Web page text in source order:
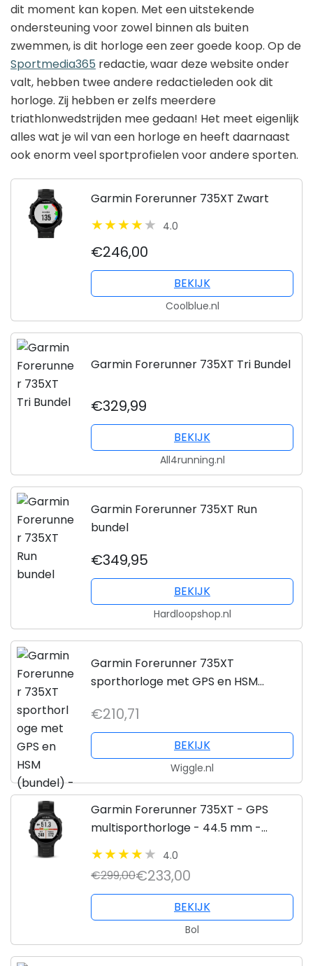
dit moment kan kopen. Met een uitstekende
ondersteuning voor zowel binnen als buiten
zwemmen, is dit horloge een zeer goede koop. Op de
Sportmedia365 redactie, waar deze website onder
valt, hebben twee andere redactieleden ook dit
horloge. Zij hebben er zelfs meerdere
triathlonwedstrijden mee gedaan! Het meet eigenlijk
alles wat je wil van een horloge en heeft daarnaast
ook enorm veel sportprofielen voor andere sporten.
Garmin Forerunner 735XT Zwart
4.0
€246,00
BEKIJK
Coolblue.nl
Garmin Forerunner 735XT Tri Bundel
€329,99
BEKIJK
All4running.nl
Garmin Forerunner 735XT Run
bundel
€349,95
BEKIJK
Hardloopshop.nl
Garmin Forerunner 735XT
sporthorloge met GPS en HSM
€210,71
BEKIJK
Wiggle.nl
Garmin Forerunner 735XT - GPS
multisporthorloge - 44.5 mm -
Zwart/grijs
4.0
€299,00€233,00
BEKIJK
Bol